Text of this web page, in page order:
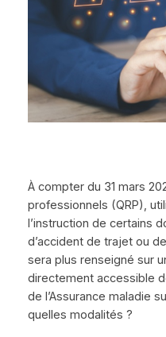
À compter du 31 mars
professionnels (QRP),
l’instruction de certains
d’accident de trajet ou
sera plus renseigné sur
directement accessible
de l’Assurance maladie
quelles modalités ?